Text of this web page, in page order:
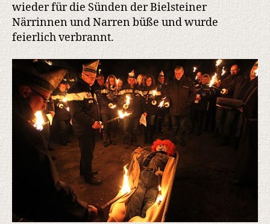
wieder für die Sünden der Bielsteiner
Närrinnen und Narren büße und wurde
feierlich verbrannt.